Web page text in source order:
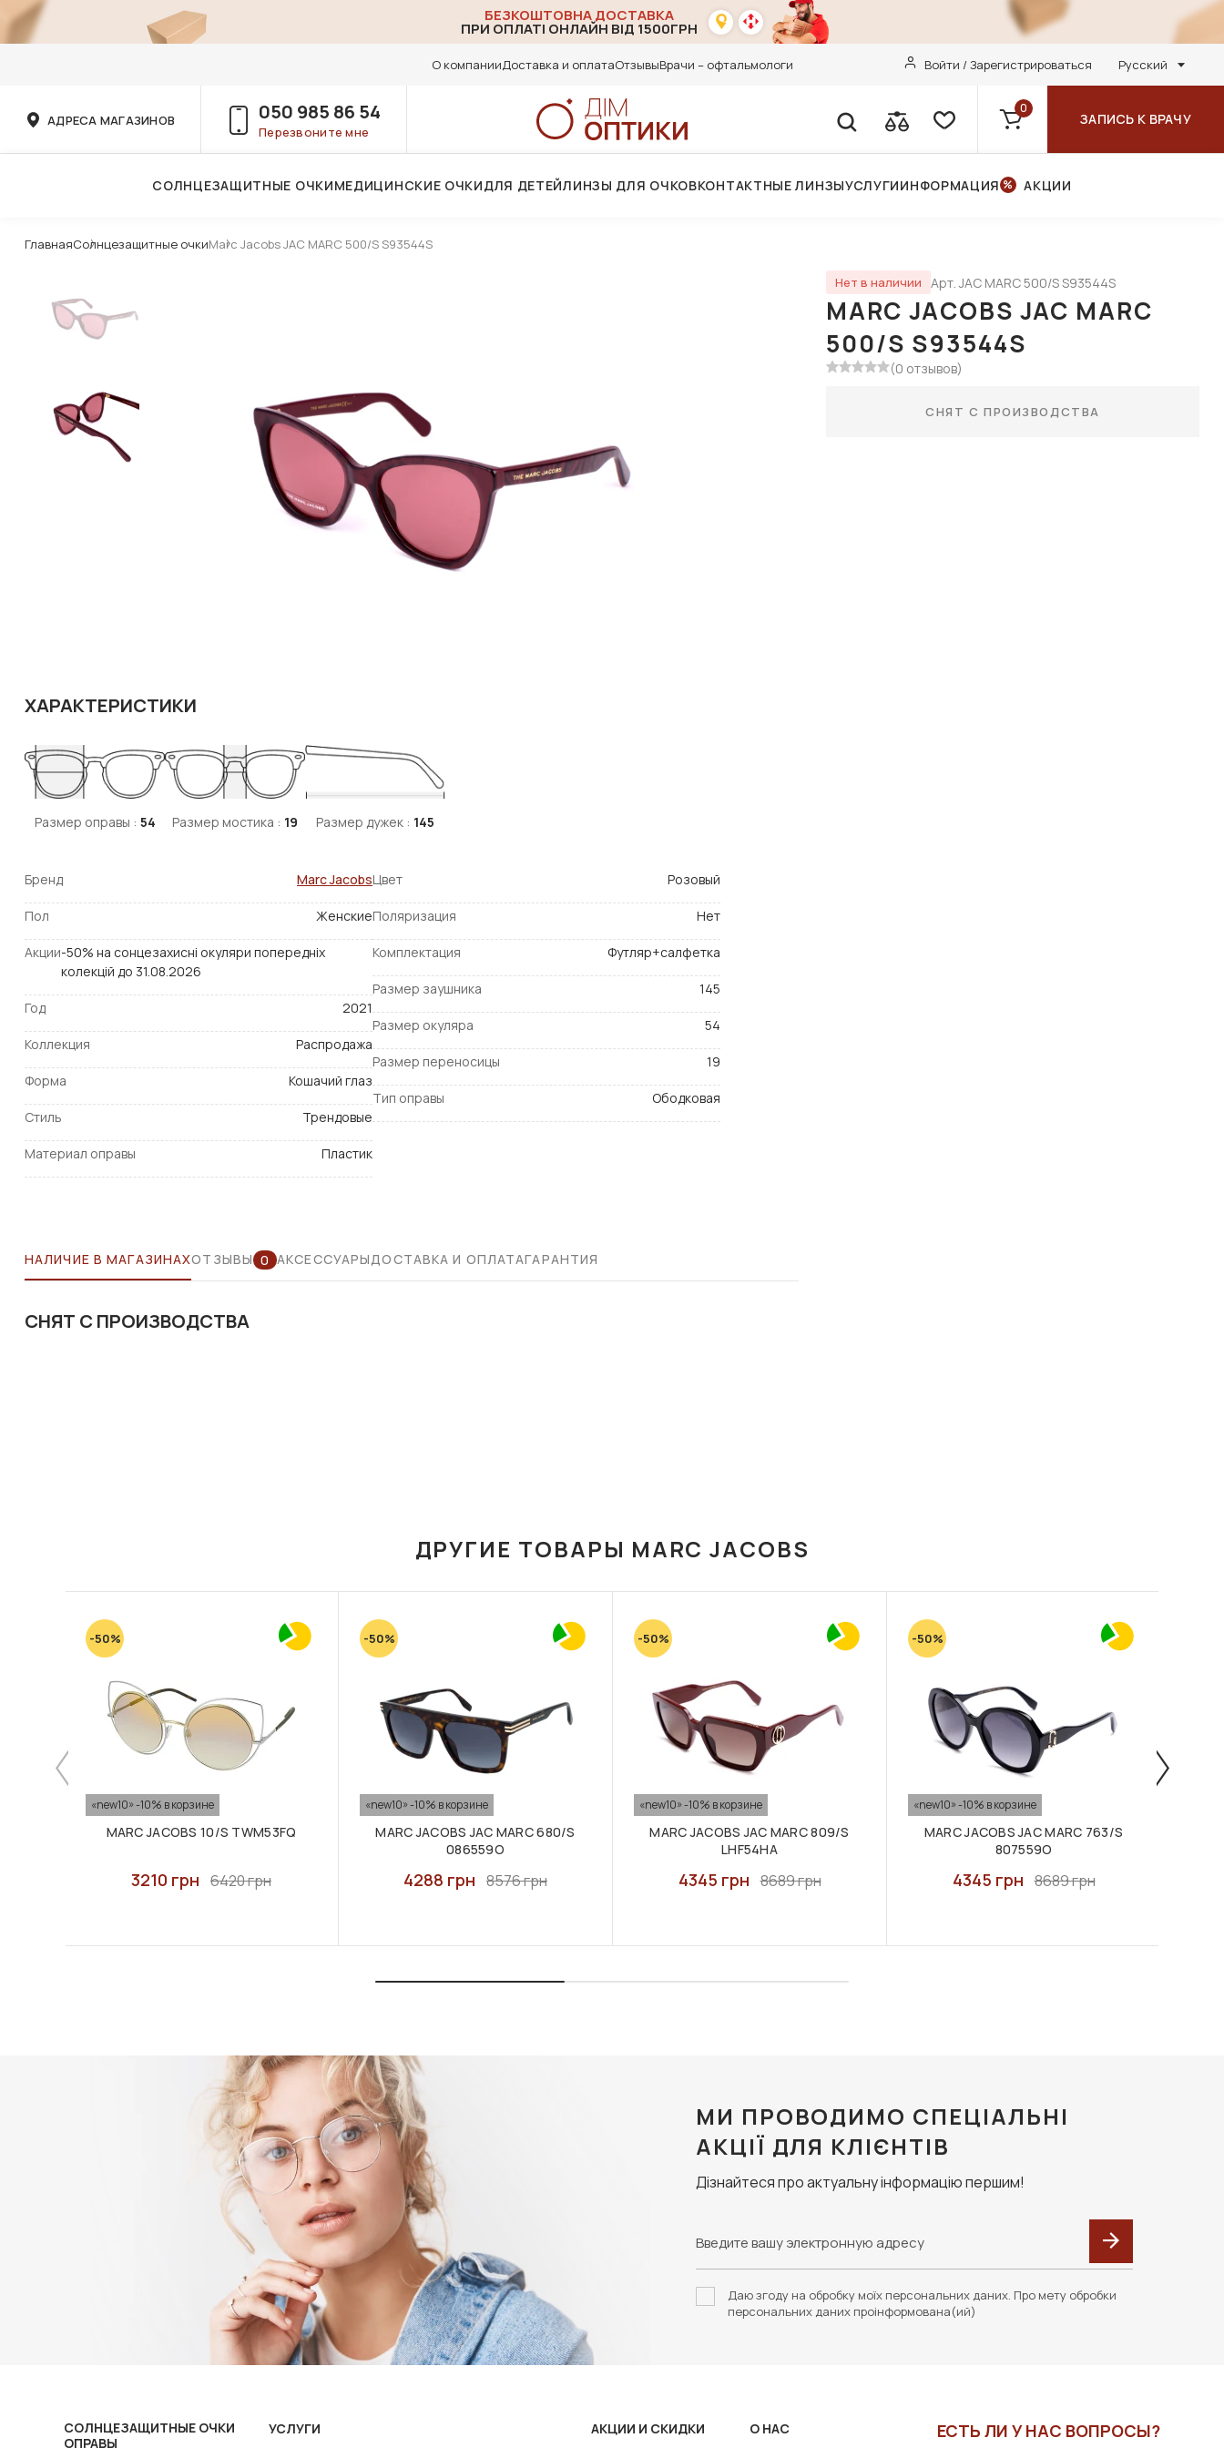
БЕЗКОШТОВНА ДОСТАВКА
ПРИ ОПЛАТІ ОНЛАЙН ВІД 1500ГРН
О компанииДоставка и оплатаОтзывыВрачи – офтальмологи Войти / Зарегистрироваться Русский
АДРЕСА МАГАЗИНОВ 050 985 86 54
Перезвоните мне
0
ЗАПИСЬ К ВРАЧУ
СОЛНЦЕЗАЩИТНЫЕ ОЧКИМЕДИЦИНСКИЕ ОЧКИДЛЯ ДЕТЕЙЛИНЗЫ ДЛЯ ОЧКОВКОНТАКТНЫЕ ЛИНЗЫУСЛУГИИНФОРМАЦИЯ АКЦИИ
ГлавнаяСолнцезащитные очкиMarc Jacobs JAC MARC 500/S S93544S
Нет в наличии Арт. JAC MARC 500/S S93544S
MARC JACOBS JAC MARC
500/S S93544S
(0 отзывов)
СНЯТ С ПРОИЗВОДСТВА
ХАРАКТЕРИСТИКИ
Размер оправы : 54 Размер мостика : 19 Размер дужек : 145
Бренд Marc Jacobs
Пол Женские
Акции-50% на сонцезахисні окуляри попередніх
колекцій до 31.08.2026
Год 2021
Коллекция Распродажа
Форма Кошачий глаз
Стиль Трендовые
Материал оправы Пластик
Цвет Розовый
Поляризация Нет
Комплектация Футляр+салфетка
Размер заушника 145
Размер окуляра 54
Размер переносицы 19
Тип оправы Ободковая
НАЛИЧИЕ В МАГАЗИНАХОТЗЫВЫ 0 АКСЕССУАРЫДОСТАВКА И ОПЛАТАГАРАНТИЯ
СНЯТ С ПРОИЗВОДСТВА
ДРУГИЕ ТОВАРЫ MARC JACOBS
-50%
«new10» -10% в корзине
MARC JACOBS 10/S TWM53FQ
3210 грн 6420 грн
-50%
«new10» -10% в корзине
MARC JACOBS JAC MARC 680/S
086559O
4288 грн 8576 грн
-50%
«new10» -10% в корзине
MARC JACOBS JAC MARC 809/S
LHF54HA
4345 грн 8689 грн
-50%
«new10» -10% в корзине
MARC JACOBS JAC MARC 763/S
807559O
4345 грн 8689 грн
МИ ПРОВОДИМО СПЕЦІАЛЬНІ
АКЦІЇ ДЛЯ КЛІЄНТІВ
Дізнайтеся про актуальну інформацію першим!
Даю згоду на обробку моїх персональних даних. Про мету обробки
персональних даних проінформована(ий)
СОЛНЦЕЗАЩИТНЫЕ ОЧКИ
ОПРАВЫ
УСЛУГИ АКЦИИ И СКИДКИ О НАС ЕСТЬ ЛИ У НАС ВОПРОСЫ?